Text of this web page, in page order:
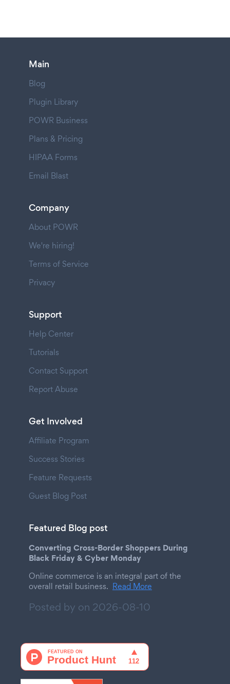
Main
Blog
Plugin Library
POWR Business
Plans & Pricing
HIPAA Forms
Email Blast
Company
About POWR
We're hiring!
Terms of Service
Privacy
Support
Help Center
Tutorials
Contact Support
Report Abuse
Get Involved
Affiliate Program
Success Stories
Feature Requests
Guest Blog Post
Featured Blog post
Converting Cross-Border Shoppers During
Black Friday & Cyber Monday
Online commerce is an integral part of the
overall retail business. Read More
Posted by on 2026-08-10